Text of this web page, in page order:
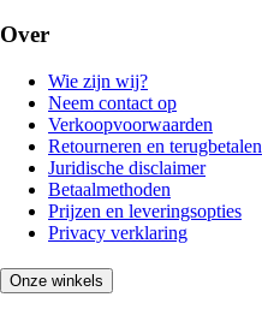
Over
Wie zijn wij?
Neem contact op
Verkoopvoorwaarden
Retourneren en terugbetalen
Juridische disclaimer
Betaalmethoden
Prijzen en leveringsopties
Privacy verklaring
Onze winkels